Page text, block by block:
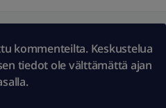
kommenteilta. Keskustelua
tiedot ole välttämättä ajan